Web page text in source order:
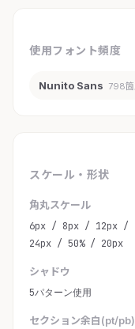
使用フォント頻度
Nunito Sans 798
スケール・形状
角丸スケール
6px / 8px / 12px /
24px / 50% / 20px
シャドウ
5パターン使用
セクション余白(pt/pb)